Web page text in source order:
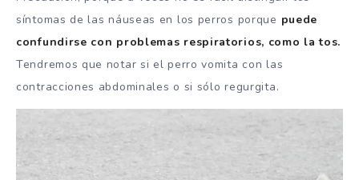
síntomas de las náuseas en los perros porque puede
confundirse con problemas respiratorios, como la tos.
Tendremos que notar si el perro vomita con las
contracciones abdominales o si sólo regurgita.